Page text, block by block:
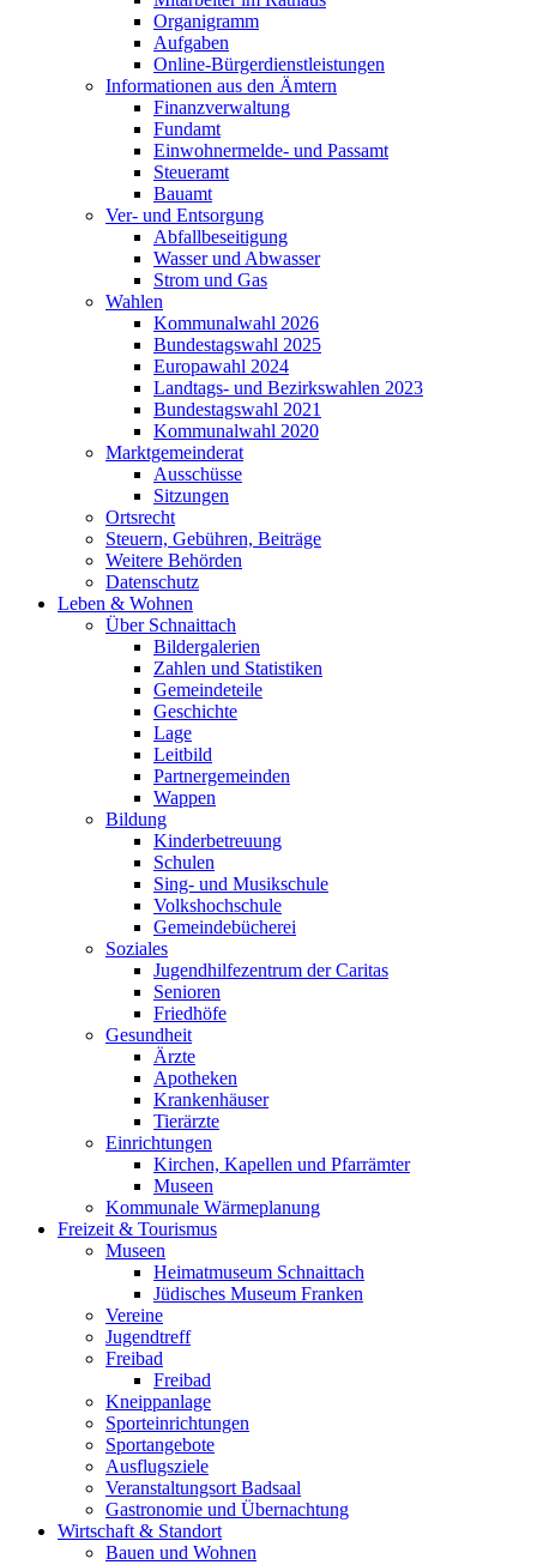
Organigramm
Aufgaben
Online-Bürgerdienstleistungen
Informationen aus den Ämtern
Finanzverwaltung
Fundamt
Einwohnermelde- und Passamt
Steueramt
Bauamt
Ver- und Entsorgung
Abfallbeseitigung
Wasser und Abwasser
Strom und Gas
Wahlen
Kommunalwahl 2026
Bundestagswahl 2025
Europawahl 2024
Landtags- und Bezirkswahlen 2023
Bundestagswahl 2021
Kommunalwahl 2020
Marktgemeinderat
Ausschüsse
Sitzungen
Ortsrecht
Steuern, Gebühren, Beiträge
Weitere Behörden
Datenschutz
Leben & Wohnen
Über Schnaittach
Bildergalerien
Zahlen und Statistiken
Gemeindeteile
Geschichte
Lage
Leitbild
Partnergemeinden
Wappen
Bildung
Kinderbetreuung
Schulen
Sing- und Musikschule
Volkshochschule
Gemeindebücherei
Soziales
Jugendhilfezentrum der Caritas
Senioren
Friedhöfe
Gesundheit
Ärzte
Apotheken
Krankenhäuser
Tierärzte
Einrichtungen
Kirchen, Kapellen und Pfarrämter
Museen
Kommunale Wärmeplanung
Freizeit & Tourismus
Museen
Heimatmuseum Schnaittach
Jüdisches Museum Franken
Vereine
Jugendtreff
Freibad
Freibad
Kneippanlage
Sporteinrichtungen
Sportangebote
Ausflugsziele
Veranstaltungsort Badsaal
Gastronomie und Übernachtung
Wirtschaft & Standort
Bauen und Wohnen